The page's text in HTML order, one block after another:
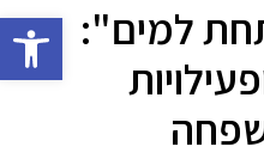
פתח
למים":